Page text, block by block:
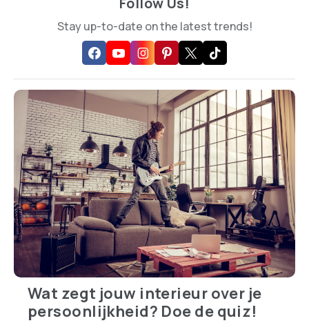
Stay up-to-date on the latest trends!
Wat zegt jouw interieur over je
persoonlijkheid? Doe de quiz!